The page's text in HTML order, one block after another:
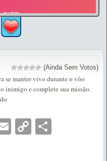
(Ainda Sem Votos)
se manter vivo durante o vôo
inimigo e complete sua missão.
EmailCopy